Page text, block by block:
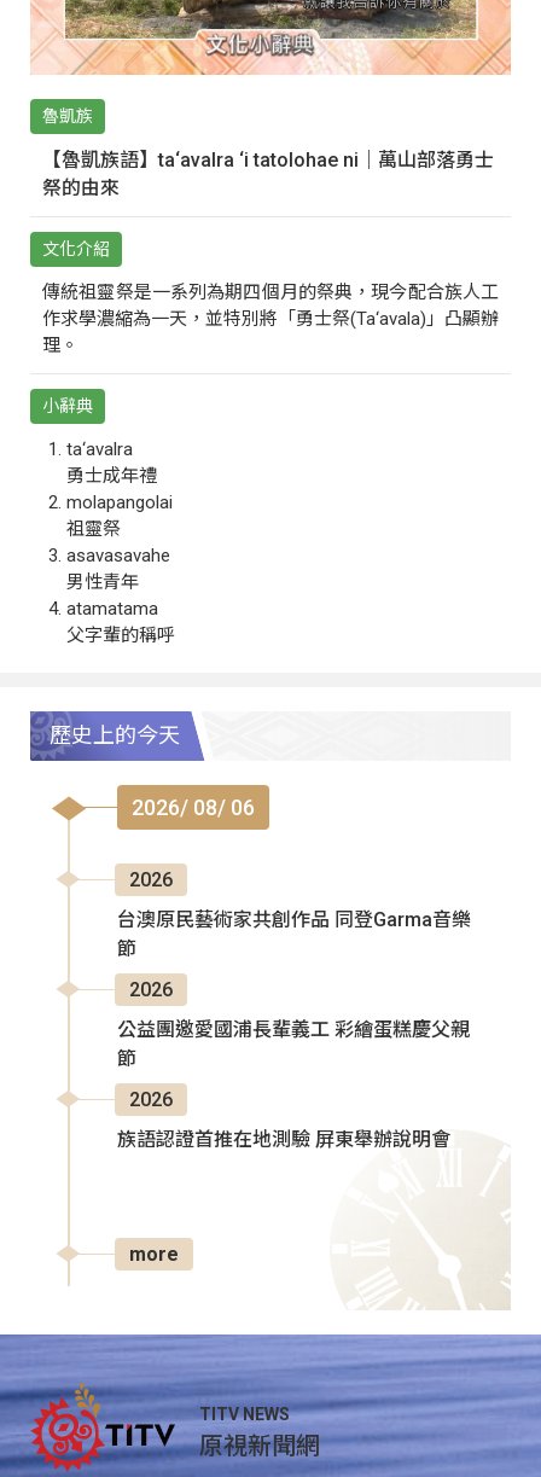
魯凱族
【魯凱族語】ta‘avalra ‘i tatolohae ni｜萬山部落勇士
祭的由來
文化介紹
傳統祖靈祭是一系列為期四個月的祭典，現今配合族人工
作求學濃縮為一天，並特別將「勇士祭(Ta‘avala)」凸顯辦
理。
小辭典
ta‘avalra
勇士成年禮
molapangolai
祖靈祭
asavasavahe
男性青年
atamatama
父字輩的稱呼
歷史上的今天
2026/ 08/ 06
2026
台澳原民藝術家共創作品 同登Garma音樂
節
2026
公益團邀愛國浦長輩義工 彩繪蛋糕慶父親
節
2026
族語認證首推在地測驗 屏東舉辦說明會
more
TITV NEWS
原視新聞網